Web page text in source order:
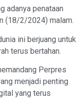
adanya penataan
(18/2/2024) malam.
ini berjuang untuk
terus bertahan.
Perpres
menjadi penting
yang terus